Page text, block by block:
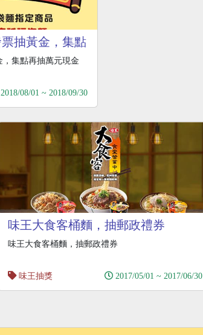
抽黃金，集點
集點再抽萬元現金
2018/08/01 ~ 2018/09/30
味王大食客桶麵，抽郵政禮券
味王大食客桶麵，抽郵政禮券
味王抽獎 2017/05/01 ~ 2017/06/30